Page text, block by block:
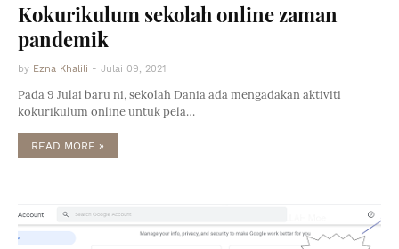
Kokurikulum sekolah online zaman
pandemik
by Ezna Khalili - Julai 09, 2021
Pada 9 Julai baru ni, sekolah Dania ada mengadakan aktiviti
kokurikulum online untuk pela…
READ MORE »